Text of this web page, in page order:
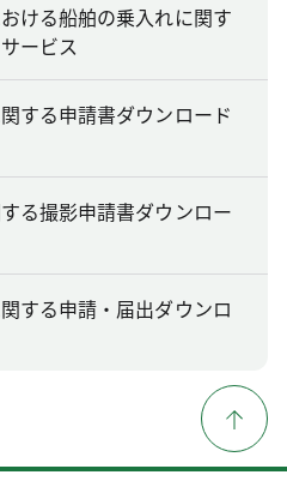
ける船舶の乗入れに関す
ービス
する申請書ダウンロード
る撮影申請書ダウンロー
する申請・届出ダウンロ